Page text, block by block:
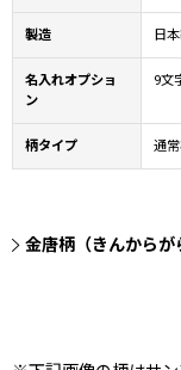
製造 日
名入れオプショ
ン
9文
柄タイプ 通
金唐柄（きんからが